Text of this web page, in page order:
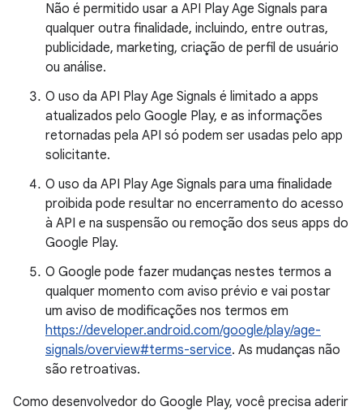
Não é permitido usar a API Play Age Signals para
qualquer outra finalidade, incluindo, entre outras,
publicidade, marketing, criação de perfil de usuário
ou análise.
O uso da API Play Age Signals é limitado a apps
atualizados pelo Google Play, e as informações
retornadas pela API só podem ser usadas pelo app
solicitante.
O uso da API Play Age Signals para uma finalidade
proibida pode resultar no encerramento do acesso
à API e na suspensão ou remoção dos seus apps do
Google Play.
O Google pode fazer mudanças nestes termos a
qualquer momento com aviso prévio e vai postar
um aviso de modificações nos termos em
https://developer.android.com/google/play/age-
signals/overview#terms-service. As mudanças não
são retroativas.
Como desenvolvedor do Google Play, você precisa aderir